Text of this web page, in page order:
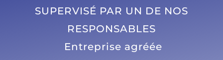
SUPERVISÉ PAR UN DE NOS
RESPONSABLES
Entreprise agréée